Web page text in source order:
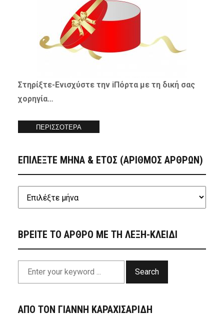
Στηρίξτε-Ενισχύστετην iΠόρτα με τη δική σας
χορηγία…
ΠΕΡΙΣΣΟΤΕΡΑ
ΕΠΙΛΕΞΤΕ ΜΗΝΑ & ΕΤΟΣ (ΑΡΙΘΜΟΣ ΑΡΘΡΩΝ)
ΒΡΕΙΤΕ ΤΟ ΑΡΘΡΟ ΜΕ ΤΗ ΛΕΞΗ-ΚΛΕΙΔΙ
Search
ΑΠΟ ΤΟΝ ΓΙΑΝΝΗ ΚΑΡΑΧΙΣΑΡΙΔΗ